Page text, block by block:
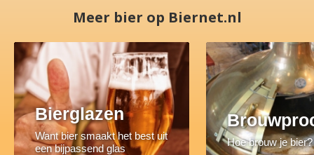
Meer bier op Biernet.nl
Bierglazen
Want bier smaakt het best uit
een bijpassend glas
Hoe brouw je bier?